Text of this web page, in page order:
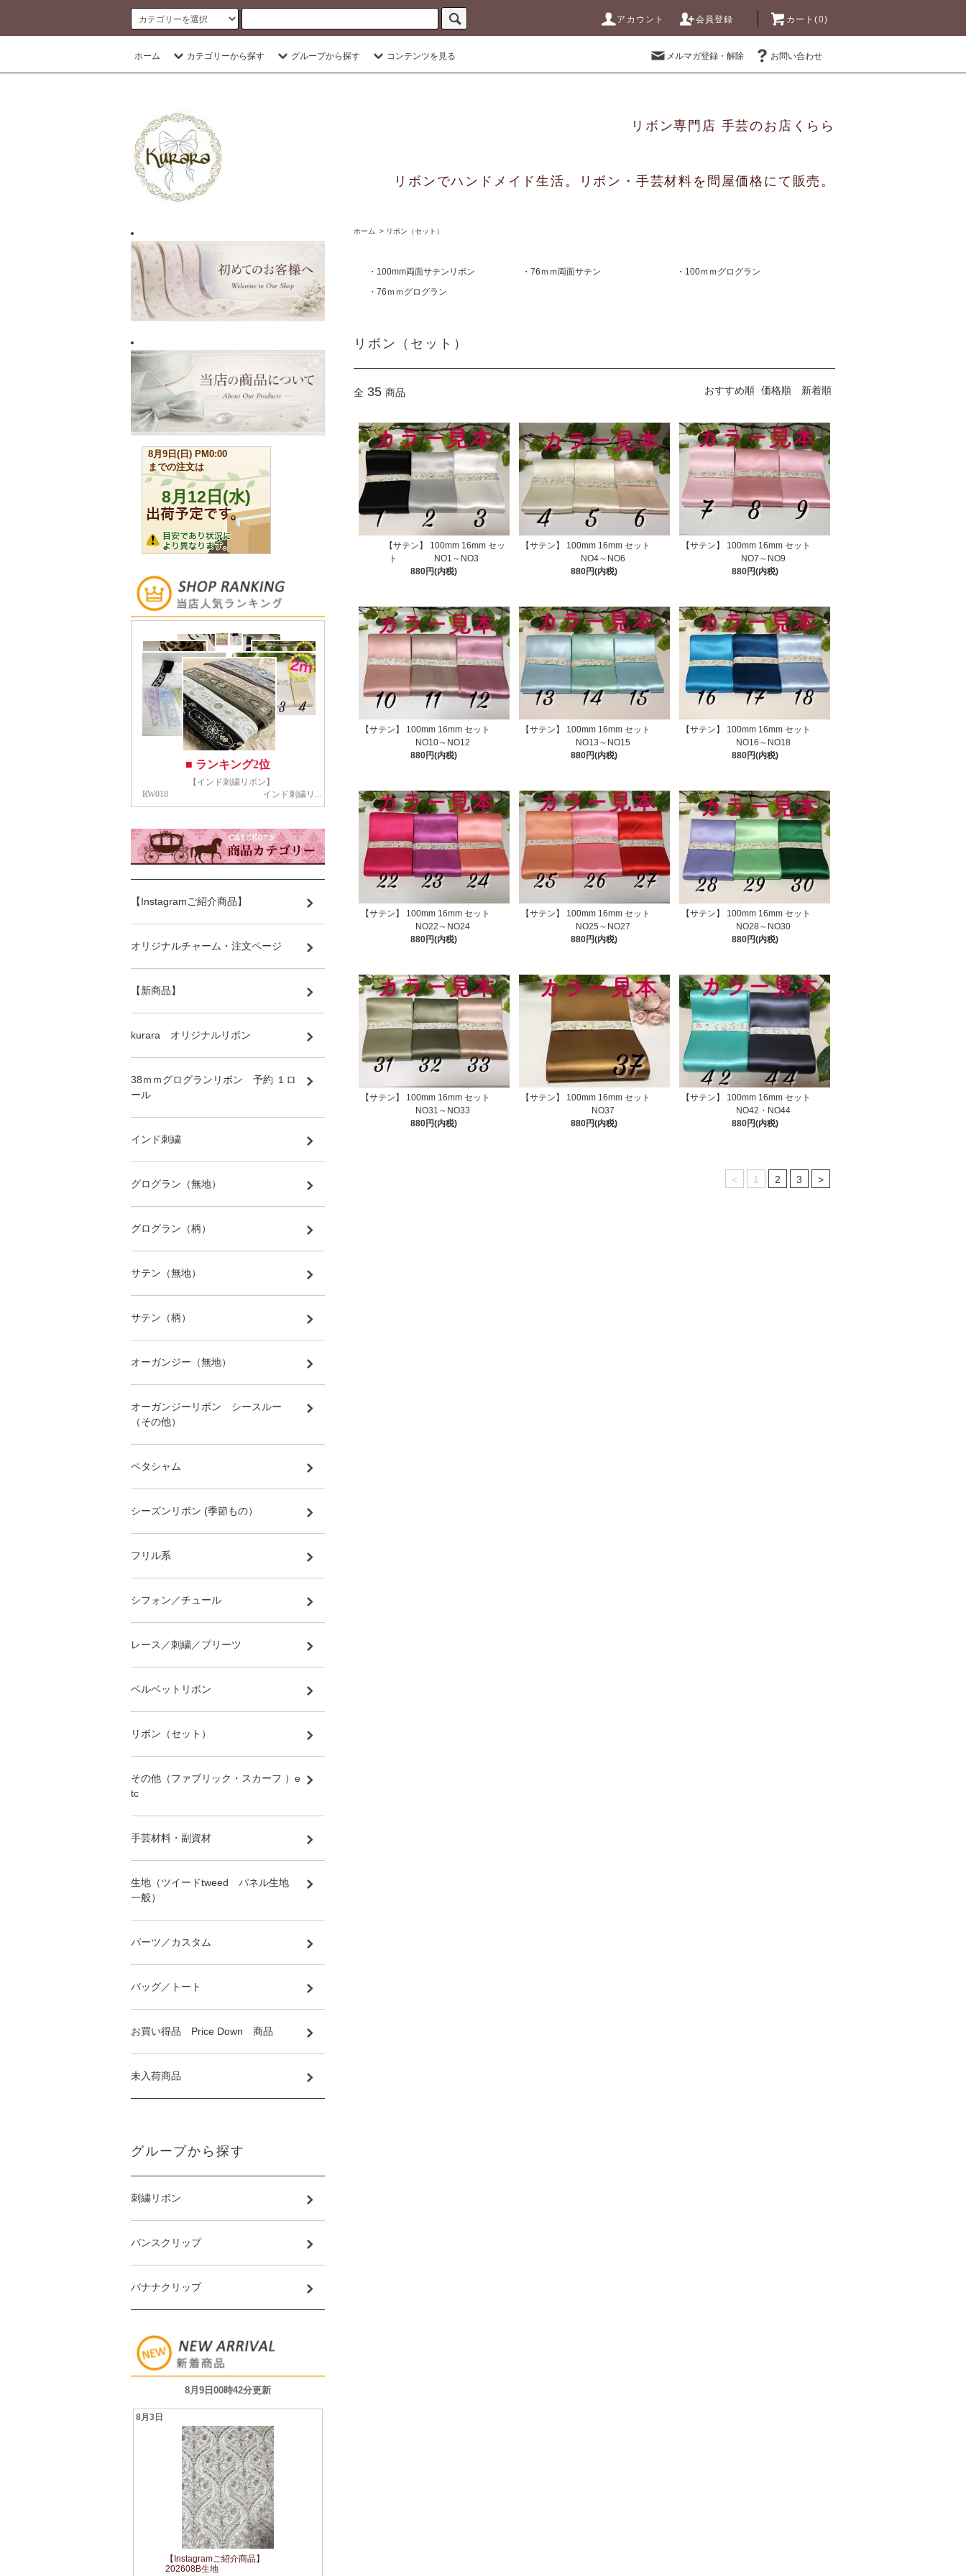
アカウント 会員登録 カート(0)
ホーム カテゴリーから探す グループから探す コンテンツを見る メルマガ登録・解除 お問い合わせ
リボン専門店 手芸のお店くらら
リボンでハンドメイド生活。リボン・手芸材料を問屋価格にて販売。
ホーム > リボン（セット）
・100mm両面サテンリボン ・76ｍｍ両面サテン
・100ｍｍグログラン
・76ｍｍグログラン
リボン（セット）
全 35 商品 おすすめ順 価格順 新着順
【サテン】 100mm 16mm セッ
ト NO1～NO3
880円(内税)
【サテン】 100mm 16mm セット
NO4～NO6
880円(内税)
【サテン】 100mm 16mm セット
NO7～NO9
880円(内税)
【サテン】 100mm 16mm セット
NO10～NO12
880円(内税)
【サテン】 100mm 16mm セット
NO13～NO15
880円(内税)
【サテン】 100mm 16mm セット
NO16～NO18
880円(内税)
【サテン】 100mm 16mm セット
NO22～NO24
880円(内税)
【サテン】 100mm 16mm セット
NO25～NO27
880円(内税)
【サテン】 100mm 16mm セット
NO28～NO30
880円(内税)
【サテン】 100mm 16mm セット
NO31～NO33
880円(内税)
【サテン】 100mm 16mm セット
NO37
880円(内税)
【サテン】 100mm 16mm セット
NO42・NO44
880円(内税)
< 1 2 3 >
【Instagramご紹介商品】
オリジナルチャーム・注文ページ
【新商品】
kurara オリジナルリボン
38ｍｍグログランリボン 予約 １ロ
ール
インド刺繍
グログラン（無地）
グログラン（柄）
サテン（無地）
サテン（柄）
オーガンジー（無地）
オーガンジーリボン シースルー
（その他）
ペタシャム
シーズンリボン (季節もの）
フリル系
シフォン／チュール
レース／刺繍／プリーツ
ベルベットリボン
リボン（セット）
その他（ファブリック・スカーフ ）e
tc
手芸材料・副資材
生地（ツイードtweed パネル生地
一般）
パーツ／カスタム
バッグ／トート
お買い得品 Price Down 商品
未入荷商品
グループから探す
刺繍リボン
バンスクリップ
バナナクリップ